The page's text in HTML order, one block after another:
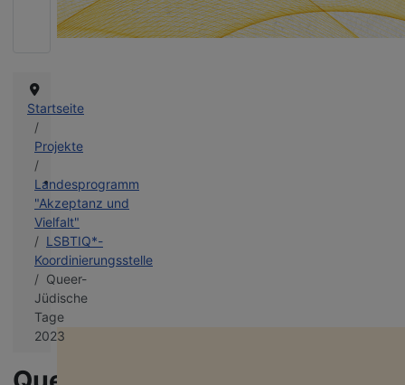
miteinanders
Startseite
Projekte
Landesprogramm
"Akzeptanz und
Vielfalt"
LSBTIQ*-
Koordinierungsstelle
Queer-
Jüdische
Tage
2023